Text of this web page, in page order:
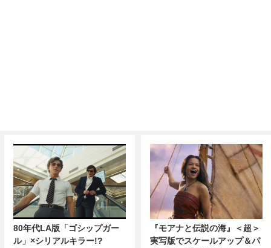
80年代LA版「ゴシップガー
ル」×シリアルキラー!?
『モアナと伝説の海』＜超＞
実写版でスケールアップ＆パ